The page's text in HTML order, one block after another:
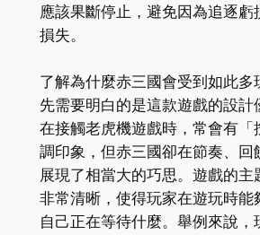
應該果斷停止，避免因為追逐虧
損失。
了解為什麼赤三國會受到如此多
先需要明白的是這款遊戲的設計
在接觸老虎機遊戲時，常會有「
調印象，但赤三國卻在節奏、回
展現了相當大的巧思。遊戲的主
非常清晰，使得玩家在遊玩時能
自己正在等待什麼。舉例來說，